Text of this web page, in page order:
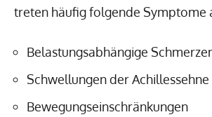
treten häufig folgende Symptome
Belastungsabhängige
Schwellungen der Achillessehne
Bewegungseinschränkungen